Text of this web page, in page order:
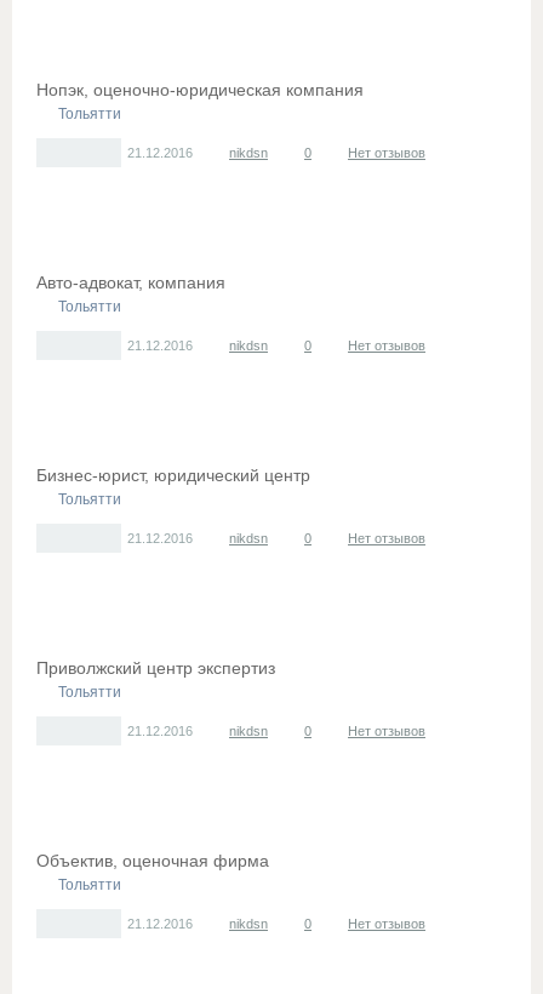
Нопэк, оценочно-юридическая компания
Тольятти
21.12.2016 nikdsn 0 Нет отзывов
Авто-адвокат, компания
Тольятти
21.12.2016 nikdsn 0 Нет отзывов
Бизнес-юрист, юридический центр
Тольятти
21.12.2016 nikdsn 0 Нет отзывов
Приволжский центр экспертиз
Тольятти
21.12.2016 nikdsn 0 Нет отзывов
Объектив, оценочная фирма
Тольятти
21.12.2016 nikdsn 0 Нет отзывов